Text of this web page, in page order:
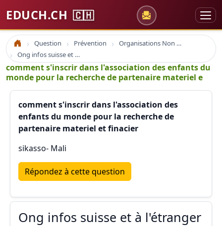
EDUCH.CH 🇨🇭
Accueil Question Prévention
Organisations Non Gouvernementales
Ong infos suisse et à l'étranger
comment s'inscrir dans l'association des enfants du
monde pour la recherche de partenaire materiel e
comment s'inscrir dans l'association des
enfants du monde pour la recherche de
partenaire materiel et finacier
sikasso- Mali
Répondez à cette question
Ong infos suisse et à l'étranger